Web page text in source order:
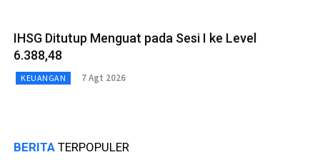
IHSG Ditutup Menguat pada Sesi I ke Level
6.388,48
KEUANGAN 7 Agt 2026
BERITA TERPOPULER